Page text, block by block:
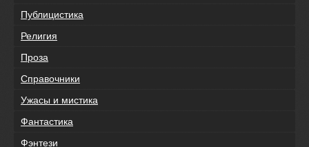
Публицистика
Религия
Проза
Справочники
Ужасы и мистика
Фантастика
Фэнтези